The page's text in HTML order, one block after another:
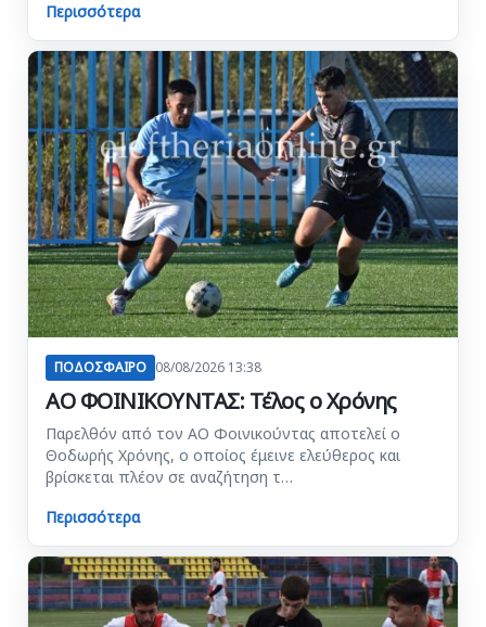
Περισσότερα
ΠΟΔΟΣΦΑΙΡΟ 08/08/2026 13:38
ΑΟ ΦΟΙΝΙΚΟΥΝΤΑΣ: Τέλος ο Χρόνης
Παρελθόν από τον ΑΟ Φοινικούντας αποτελεί ο
Θοδωρής Χρόνης, ο οποίος έμεινε ελεύθερος και
βρίσκεται πλέον σε αναζήτηση τ…
Περισσότερα